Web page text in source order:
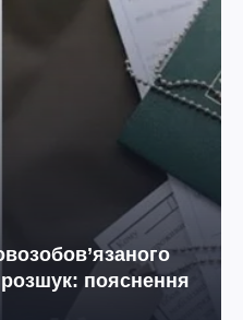
пояснення